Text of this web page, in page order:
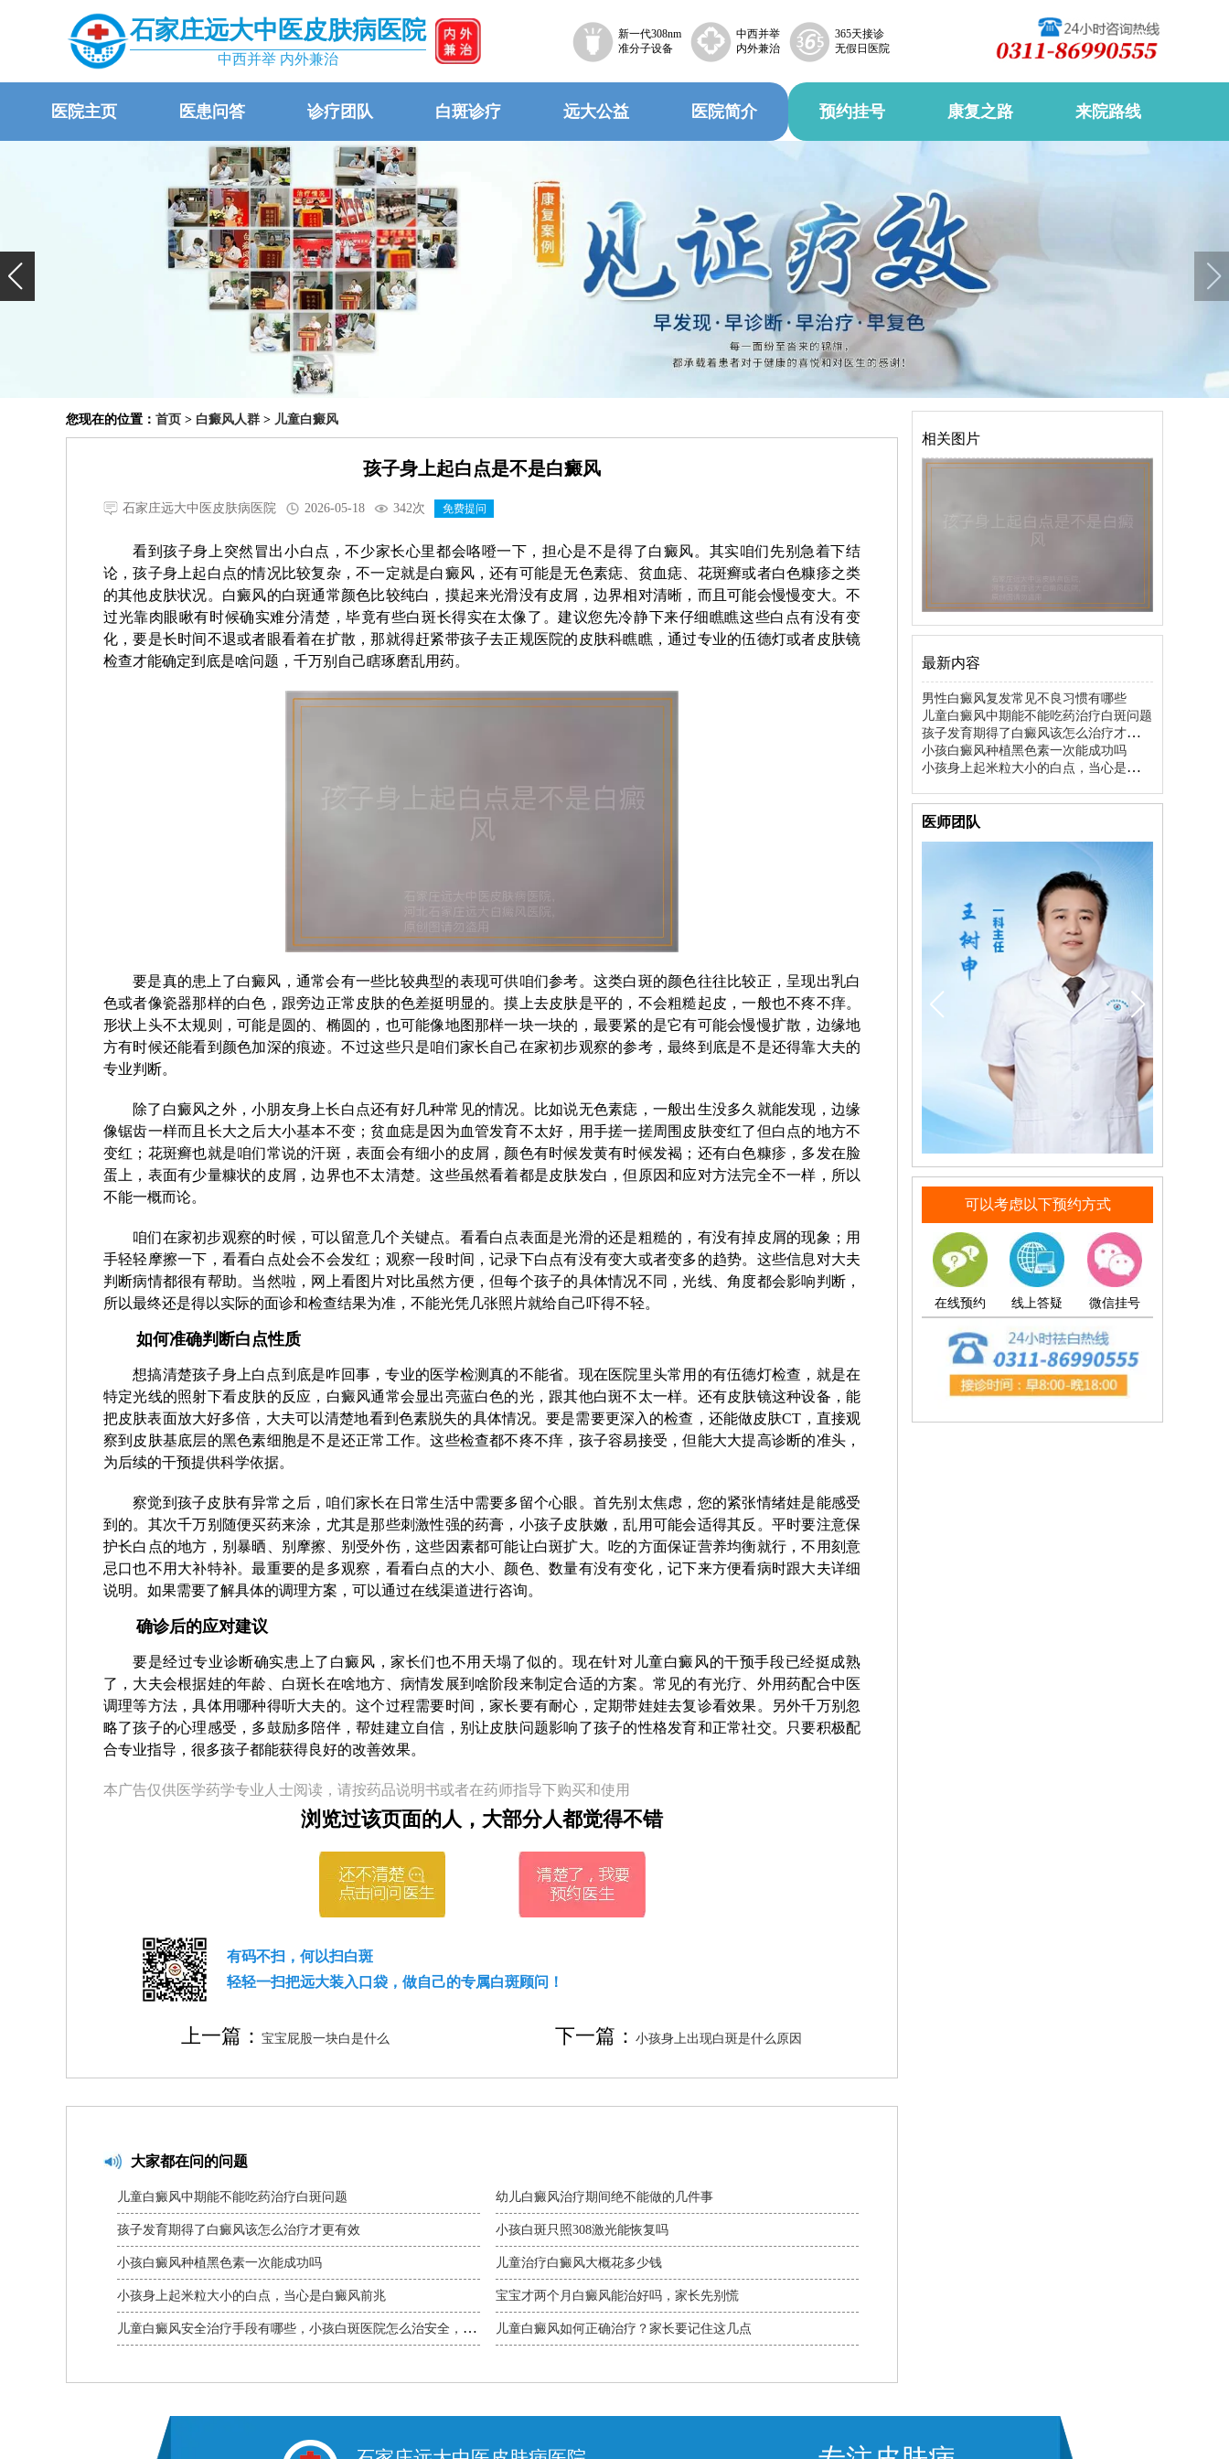
石家庄远大中医皮肤病医院
中西并举 内外兼治
新一代308nm
准分子设备
中西并举
内外兼治
365天接诊
无假日医院
医院主页 医患问答 诊疗团队 白斑诊疗 远大公益 医院简介 预约挂号 康复之路 来院路线
您现在的位置： 首页 > 白癜风人群 > 儿童白癜风
孩子身上起白点是不是白癜风
石家庄远大中医皮肤病医院 2026-05-18 342次 免费提问
看到孩子身上突然冒出小白点，不少家长心里都会咯噔一下，担心是不是得了白癜风。其实咱们先别急着下结
论，孩子身上起白点的情况比较复杂，不一定就是白癜风，还有可能是无色素痣、贫血痣、花斑癣或者白色糠疹之类
的其他皮肤状况。白癜风的白斑通常颜色比较纯白，摸起来光滑没有皮屑，边界相对清晰，而且可能会慢慢变大。不
过光靠肉眼瞅有时候确实难分清楚，毕竟有些白斑长得实在太像了。建议您先冷静下来仔细瞧瞧这些白点有没有变
化，要是长时间不退或者眼看着在扩散，那就得赶紧带孩子去正规医院的皮肤科瞧瞧，通过专业的伍德灯或者皮肤镜
检查才能确定到底是啥问题，千万别自己瞎琢磨乱用药。
要是真的患上了白癜风，通常会有一些比较典型的表现可供咱们参考。这类白斑的颜色往往比较正，呈现出乳白
色或者像瓷器那样的白色，跟旁边正常皮肤的色差挺明显的。摸上去皮肤是平的，不会粗糙起皮，一般也不疼不痒。
形状上头不太规则，可能是圆的、椭圆的，也可能像地图那样一块一块的，最要紧的是它有可能会慢慢扩散，边缘地
方有时候还能看到颜色加深的痕迹。不过这些只是咱们家长自己在家初步观察的参考，最终到底是不是还得靠大夫的
专业判断。
除了白癜风之外，小朋友身上长白点还有好几种常见的情况。比如说无色素痣，一般出生没多久就能发现，边缘
像锯齿一样而且长大之后大小基本不变；贫血痣是因为血管发育不太好，用手搓一搓周围皮肤变红了但白点的地方不
变红；花斑癣也就是咱们常说的汗斑，表面会有细小的皮屑，颜色有时候发黄有时候发褐；还有白色糠疹，多发在脸
蛋上，表面有少量糠状的皮屑，边界也不太清楚。这些虽然看着都是皮肤发白，但原因和应对方法完全不一样，所以
不能一概而论。
咱们在家初步观察的时候，可以留意几个关键点。看看白点表面是光滑的还是粗糙的，有没有掉皮屑的现象；用
手轻轻摩擦一下，看看白点处会不会发红；观察一段时间，记录下白点有没有变大或者变多的趋势。这些信息对大夫
判断病情都很有帮助。当然啦，网上看图片对比虽然方便，但每个孩子的具体情况不同，光线、角度都会影响判断，
所以最终还是得以实际的面诊和检查结果为准，不能光凭几张照片就给自己吓得不轻。
如何准确判断白点性质
想搞清楚孩子身上白点到底是咋回事，专业的医学检测真的不能省。现在医院里头常用的有伍德灯检查，就是在
特定光线的照射下看皮肤的反应，白癜风通常会显出亮蓝白色的光，跟其他白斑不太一样。还有皮肤镜这种设备，能
把皮肤表面放大好多倍，大夫可以清楚地看到色素脱失的具体情况。要是需要更深入的检查，还能做皮肤CT，直接观
察到皮肤基底层的黑色素细胞是不是还正常工作。这些检查都不疼不痒，孩子容易接受，但能大大提高诊断的准头，
为后续的干预提供科学依据。
察觉到孩子皮肤有异常之后，咱们家长在日常生活中需要多留个心眼。首先别太焦虑，您的紧张情绪娃是能感受
到的。其次千万别随便买药来涂，尤其是那些刺激性强的药膏，小孩子皮肤嫩，乱用可能会适得其反。平时要注意保
护长白点的地方，别暴晒、别摩擦、别受外伤，这些因素都可能让白斑扩大。吃的方面保证营养均衡就行，不用刻意
忌口也不用大补特补。最重要的是多观察，看看白点的大小、颜色、数量有没有变化，记下来方便看病时跟大夫详细
说明。如果需要了解具体的调理方案，可以通过在线渠道进行咨询。
确诊后的应对建议
要是经过专业诊断确实患上了白癜风，家长们也不用天塌了似的。现在针对儿童白癜风的干预手段已经挺成熟
了，大夫会根据娃的年龄、白斑长在啥地方、病情发展到啥阶段来制定合适的方案。常见的有光疗、外用药配合中医
调理等方法，具体用哪种得听大夫的。这个过程需要时间，家长要有耐心，定期带娃娃去复诊看效果。另外千万别忽
略了孩子的心理感受，多鼓励多陪伴，帮娃建立自信，别让皮肤问题影响了孩子的性格发育和正常社交。只要积极配
合专业指导，很多孩子都能获得良好的改善效果。
本广告仅供医学药学专业人士阅读，请按药品说明书或者在药师指导下购买和使用
浏览过该页面的人，大部分人都觉得不错
有码不扫，何以扫白斑
轻轻一扫把远大装入口袋，做自己的专属白斑顾问！
上一篇： 宝宝屁股一块白是什么 下一篇：小孩身上出现白斑是什么原因
大家都在问的问题
儿童白癜风中期能不能吃药治疗白斑问题
孩子发育期得了白癜风该怎么治疗才更有效
小孩白癜风种植黑色素一次能成功吗
小孩身上起米粒大小的白点，当心是白癜风前兆
儿童白癜风安全治疗手段有哪些，小孩白斑医院怎么治安全，孩
幼儿白癜风治疗期间绝不能做的几件事
小孩白斑只照308激光能恢复吗
儿童治疗白癜风大概花多少钱
宝宝才两个月白癜风能治好吗，家长先别慌
儿童白癜风如何正确治疗？家长要记住这几点
相关图片
最新内容
男性白癜风复发常见不良习惯有哪些
儿童白癜风中期能不能吃药治疗白斑问题
孩子发育期得了白癜风该怎么治疗才更有
效
小孩白癜风种植黑色素一次能成功吗
小孩身上起米粒大小的白点，当心是白癜
医师团队
可以考虑以下预约方式
在线预约 线上答疑 微信挂号